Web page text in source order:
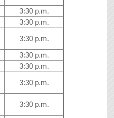
3:30 p.m.
3:30 p.m.
3:30 p.m.
3:30 p.m.
3:30 p.m.
3:30 p.m.
3:30 p.m.